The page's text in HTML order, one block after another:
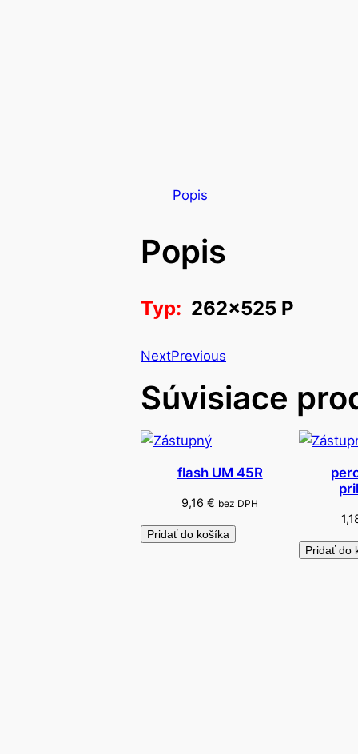
Popis
Popis
Typ: 262×525 P
NextPrevious
Súvisiace
flash UM 45R
9,16€ bez DPH
Pridať do košíka
Pridať do